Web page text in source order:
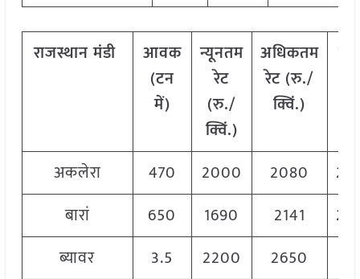
राजस्थान मंडी
आवक
(टन
में)
न्यूनतम
रेट
(रु./
क्विं.)
अधिकतम
रेट (रु./
क्विं.)
अकलेरा
470 2000 2080
बारां
650 1690 2141
ब्यावर
3.5 2200 2650